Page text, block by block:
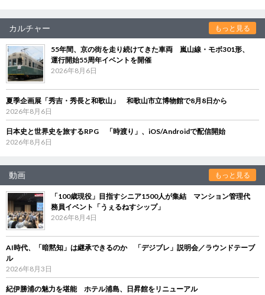
カルチャー もっと見る
55年間、京の街を走り続けてきた車両 嵐山線・モボ301形、
運行開始55周年イベントを開催
2026年8月6日
夏季企画展「秀吉・秀長と和歌山」 和歌山市立博物館で8月8日から
2026年8月6日
日本史と世界史を旅するRPG 「時渡り」、iOS/Androidで配信開始
2026年8月6日
動画 もっと見る
「100歳現役」目指すシニア1500人が集結 マンション管理代
務員イベント「うぇるねすシップ」
2026年8月4日
AI時代、「暗黙知」は継承できるのか 「デジブレ」説明会／ラウンドテーブ
ル
2026年8月3日
紀伊勝浦の魅力を堪能 ホテル浦島、日昇館をリニューアル